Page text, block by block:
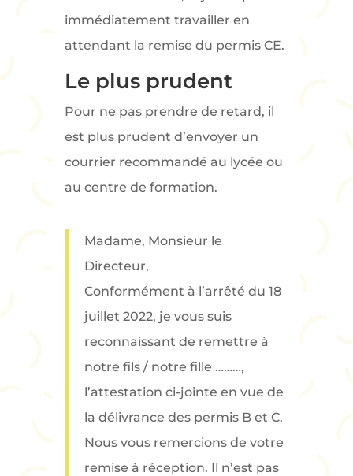
immédiatement travailler en
attendant la remise du permis CE.
Le plus prudent
Pour ne pas prendre de retard, il
est plus prudent d’envoyer un
courrier recommandé au lycée ou
au centre de formation.
Madame, Monsieur le
Directeur,
Conformément à l’arrêté du 18
juillet 2022, je vous suis
reconnaissant de remettre à
notre fils / notre fille ………,
l’attestation ci-jointe en vue de
la délivrance des permis B et C.
Nous vous remercions de votre
remise à réception. Il n’est pas